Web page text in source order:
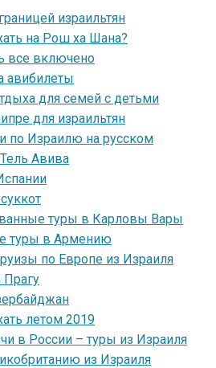
израильтян
на Рош ха Шана?
все включено
авибилеты
для семей с детьми
для израильтян
по Израилю на русском
Авива
туры в Карловы Вары
туры в Армению
по Европе из Израиля
летом 2019
в России – туры из Израиля
из Израиля